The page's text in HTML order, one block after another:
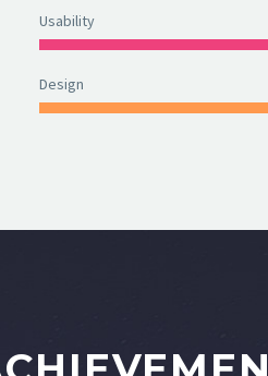
Usability
Design